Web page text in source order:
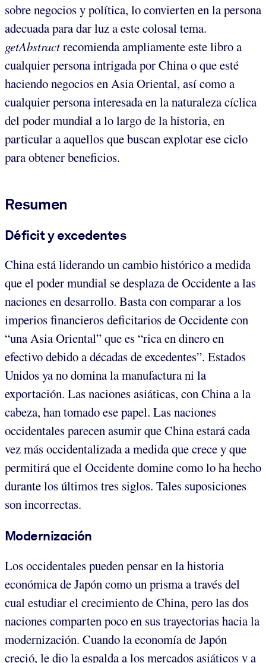
sobre negocios y política, lo convierten en la persona
adecuada para dar luz a este colosal tema.
getAbstractrecomienda ampliamente este libro a
cualquier persona intrigada por China o que esté
haciendo negocios en Asia Oriental, así como a
cualquier persona interesada en la naturaleza cíclica
del poder mundial a lo largo de la historia, en
particular a aquellos que buscan explotar ese ciclo
para obtener beneficios.
Resumen
Déficit y excedentes
China está liderando un cambio histórico a medida
que el poder mundial se desplaza de Occidente a las
naciones en desarrollo. Basta con comparar a los
imperios financieros deficitarios de Occidente con
“una Asia Oriental” que es “rica en dinero en
efectivo debido a décadas de excedentes”. Estados
Unidos ya no domina la manufactura ni la
exportación. Las naciones asiáticas, con China a la
cabeza, han tomado ese papel. Las naciones
occidentales parecen asumir que China estará cada
vez más occidentalizada a medida que crece y que
permitirá que el Occidente domine como lo ha hecho
durante los últimos tres siglos. Tales suposiciones
son incorrectas.
Modernización
Los occidentales pueden pensar en la historia
económica de Japón como un prisma a través del
cual estudiar el crecimiento de China, pero las dos
naciones comparten poco en sus trayectorias hacia la
modernización. Cuando la economía de Japón
creció, le dio la espalda a los mercados asiáticos y a